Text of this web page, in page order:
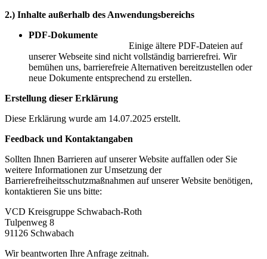
2.) Inhalte außerhalb des Anwendungsbereichs
PDF-Dokumente
Einige ältere PDF-Dateien auf
unserer Webseite sind nicht vollständig barrierefrei. Wir
bemühen uns, barrierefreie Alternativen bereitzustellen oder
neue Dokumente entsprechend zu erstellen.
Erstellung dieser Erklärung
Diese Erklärung wurde am 14.07.2025 erstellt.
Feedback und Kontaktangaben
Sollten Ihnen Barrieren auf unserer Website auffallen oder Sie
weitere Informationen zur Umsetzung der
Barrierefreiheitsschutzmaßnahmen auf unserer Website benötigen,
kontaktieren Sie uns bitte:
VCD Kreisgruppe Schwabach-Roth
Tulpenweg 8
91126 Schwabach
Wir beantworten Ihre Anfrage zeitnah.